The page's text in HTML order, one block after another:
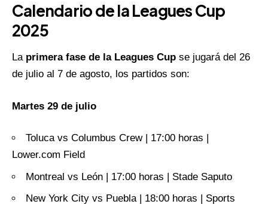
Calendario de la Leagues Cup
2025
La primera fase de la Leagues Cup se jugará del 26
de julio al 7 de agosto, los partidos son:
Martes 29 de julio
Toluca vs Columbus Crew | 17:00 horas |
Lower.com Field
Montreal vs León | 17:00 horas | Stade Saputo
New York City vs Puebla | 18:00 horas | Sports